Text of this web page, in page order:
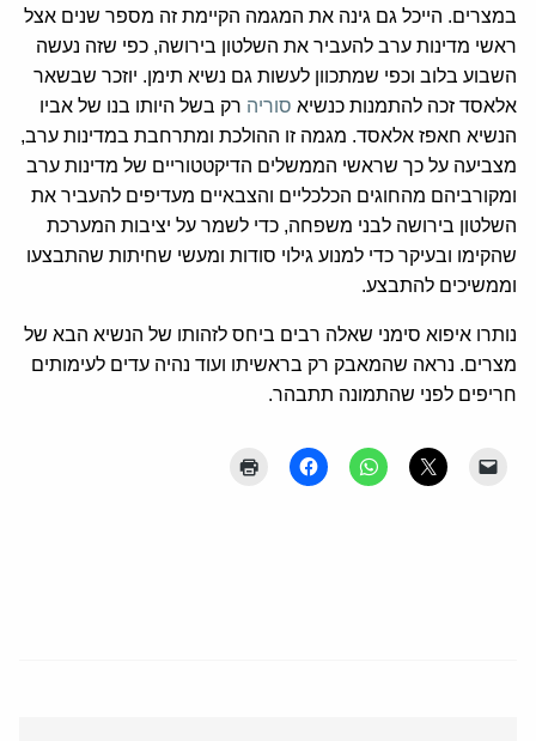
במצרים. הייכל גם גינה את המגמה הקיימת זה מספר שנים אצל
ראשי מדינות ערב להעביר את השלטון בירושה, כפי שזה נעשה
השבוע בלוב וכפי שמתכוון לעשות גם נשיא תימן. יוזכר שבשאר
אלאסד זכה להתמנות כנשיא סוריה רק בשל היותו בנו של אביו
הנשיא חאפז אלאסד. מגמה זו ההולכת ומתרחבת במדינות ערב,
מצביעה על כך שראשי הממשלים הדיקטטוריים של מדינות ערב
ומקורביהם מהחוגים הכלכליים והצבאיים מעדיפים להעביר את
השלטון בירושה לבני משפחה, כדי לשמר על יציבות המערכת
שהקימו ובעיקר כדי למנוע גילוי סודות ומעשי שחיתות שהתבצעו
וממשיכים להתבצע.
נותרו איפוא סימני שאלה רבים ביחס לזהותו של הנשיא הבא של
מצרים. נראה שהמאבק רק בראשיתו ועוד נהיה עדים לעימותים
חריפים לפני שהתמונה תתבהר.